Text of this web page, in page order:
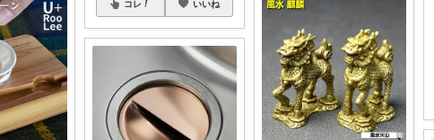
コレ いいね